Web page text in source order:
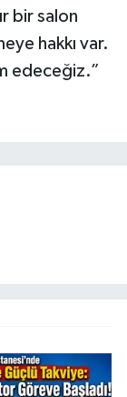
bir salon
hakkı var.
edeceğiz.”